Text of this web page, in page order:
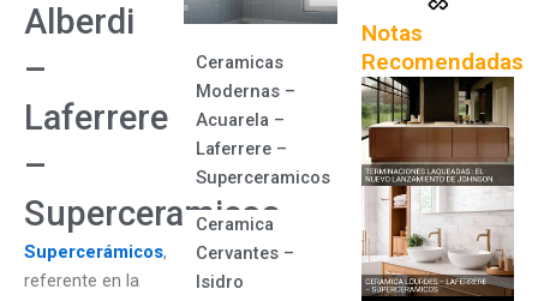
Alberdi
–
Laferrere
–
Superceramicos
Supercerámicos,
referente en la
Ceramicas
Modernas –
Acuarela –
Laferrere –
Superceramicos
Ceramica
Cervantes –
Isidro
Notas
Recomendadas